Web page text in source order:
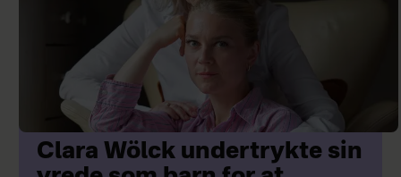
Clara Wölck undertrykte sin